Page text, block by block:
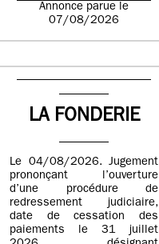
Annonce parue le
07/08/2026
LA FONDERIE
Le 04/08/2026. Jugement
prononçant l’ouverture
d’une procédure de
redressement judiciaire,
date de cessation des
paiements le 31 juillet